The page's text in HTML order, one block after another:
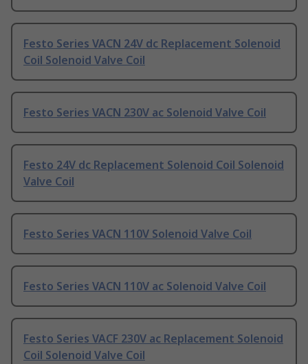
Festo Series VACN 24V dc Replacement Solenoid
Coil Solenoid Valve Coil
Festo Series VACN 230V ac Solenoid Valve Coil
Festo 24V dc Replacement Solenoid Coil Solenoid
Valve Coil
Festo Series VACN 110V Solenoid Valve Coil
Festo Series VACN 110V ac Solenoid Valve Coil
Festo Series VACF 230V ac Replacement Solenoid
Coil Solenoid Valve Coil